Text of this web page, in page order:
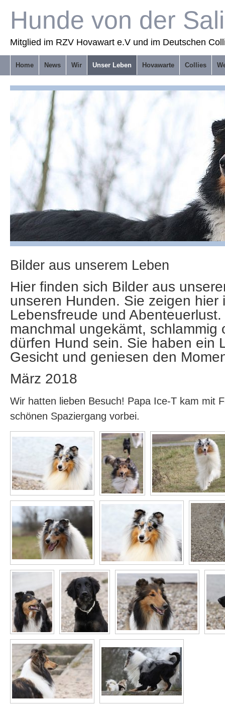
Hunde von der
Mitglied im RZV Hovawart e.V und im Deutschen
Home News Wir Unser Leben Hovawarte Collies
Bilder aus unserem Leben
Hier finden sich Bilder aus
unseren Hunden. Sie zeigen hier
Lebensfreude und
manchmal ungekämt, schlammig
dürfen Hund sein. Sie haben ein
Gesicht und geniesen den
März 2018
Wir hatten lieben Besuch! Papa Ice-T kam mit
schönen Spaziergang vorbei.